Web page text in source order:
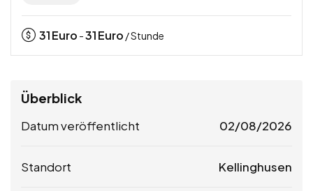
31Euro -31Euro / Stunde
Überblick
Datum veröffentlicht 02/08/2026
Standort Kellinghusen